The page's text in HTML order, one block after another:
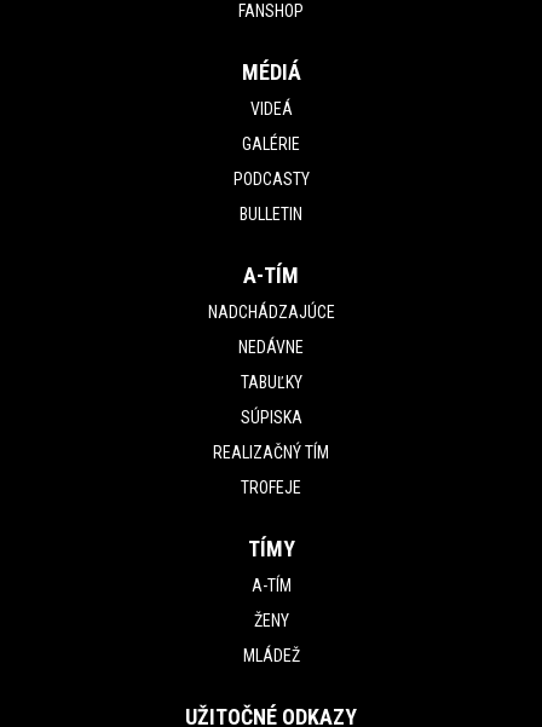
FANSHOP
MÉDIÁ
VIDEÁ
GALÉRIE
PODCASTY
BULLETIN
A-TÍM
NADCHÁDZAJÚCE
NEDÁVNE
TABUĽKY
SÚPISKA
REALIZAČNÝ TÍM
TROFEJE
TÍMY
A-TÍM
ŽENY
MLÁDEŽ
UŽITOČNÉ ODKAZY